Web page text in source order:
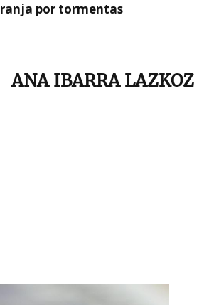
por tormentas
ANA IBARRA LAZKOZ